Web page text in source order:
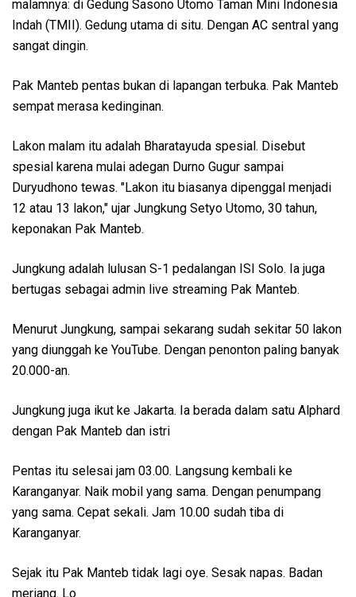
malamnya: di Gedung Sasono Utomo Taman Mini Indonesia
Indah (TMII). Gedung utama di situ. Dengan AC sentral yang
sangat dingin.
Pak Manteb pentas bukan di lapangan terbuka. Pak Manteb
sempat merasa kedinginan.
Lakon malam itu adalah Bharatayuda spesial. Disebut
spesial karena mulai adegan Durno Gugur sampai
Duryudhono tewas. "Lakon itu biasanya dipenggal menjadi
12 atau 13 lakon," ujar Jungkung Setyo Utomo, 30 tahun,
keponakan Pak Manteb.
Jungkung adalah lulusan S-1 pedalangan ISI Solo. Ia juga
bertugas sebagai admin live streaming Pak Manteb.
Menurut Jungkung, sampai sekarang sudah sekitar 50 lakon
yang diunggah ke YouTube. Dengan penonton paling banyak
20.000-an.
Jungkung juga ikut ke Jakarta. Ia berada dalam satu Alphard
dengan Pak Manteb dan istri
Pentas itu selesai jam 03.00. Langsung kembali ke
Karanganyar. Naik mobil yang sama. Dengan penumpang
yang sama. Cepat sekali. Jam 10.00 sudah tiba di
Karanganyar.
Sejak itu Pak Manteb tidak lagi oye. Sesak napas. Badan
meriang. Lo